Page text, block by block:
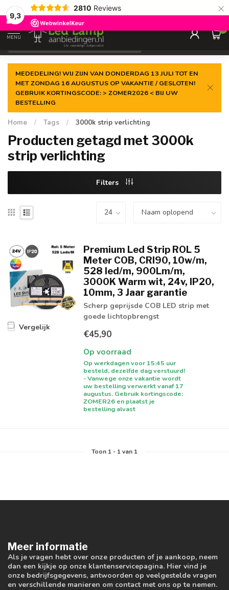
9,3
2810 Reviews ×
Gegarandeerde delaagste prijs
MENU
0
MEDEDELING! WIJ ZIJN VAN DONDERDAG 13 JULI TOT EN
MET ZONDAG 16 AUGUSTUS OP VAKANTIE / GESLOTEN!
GEBRUIK KORTINGSCODE: > ZOMER2026 < BIJ UW
BESTELLING
Home / Tags / 3000k strip verlichting
Producten getagd met 3000k
strip verlichting
Filters
Vergelijk
Premium Led Strip ROL 5
Meter COB, CRI90, 10w/m,
528 led/m, 900Lm/m,
3000K Warm wit, 24v, IP20,
10mm, 3 Jaar garantie
Scherp geprijsde COB LED strip met
goede lichtopbrengst
€45,90
Op voorraad
Op werkdagen voor 15:45 uur
besteld, dezelfde dag verstuurd!
- Vanwege onze vakantie wordt
uw bestelling verwerkt vanaf 17
augustus. Gebruik kortingscode:
ZOMER26 en plaatst je
bestelling alvast
Toon 1- 1van 1
Meer informatie
Als je vragen hebt over onze producten of je aankoop, neem
dan een kijkje op onze klantenservicepagina. Hier vind je
onze bedrijfsgegevens, antwoorden op veelgestelde vragen
en verschillende manieren om contact met ons op te nemen.